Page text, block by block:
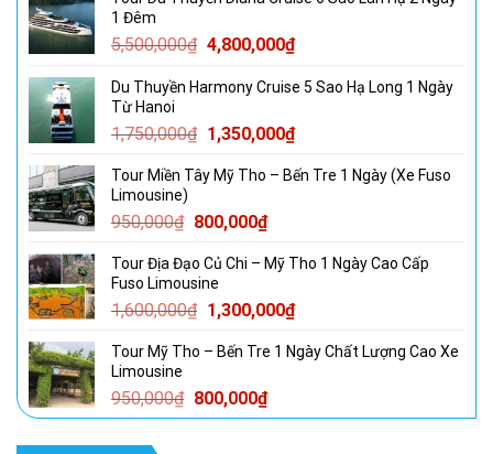
1 Đêm
5,500,000₫ Giá
là:
4,800,000₫Giá
tại
4,800,000₫.
Du Thuyền Harmony Cruise 5 Sao Hạ Long 1 Ngày
Từ Hanoi
1,750,000₫ Giá
là:
1,350,000₫Giá
tại
Tour Miền Tây Mỹ Tho – Bến Tre 1 Ngày (Xe Fuso
Limousine)
950,000₫ Giá
là:
950,000₫.
800,000₫Giá
tại
800,000₫.
Tour Địa Đạo Củ Chi – Mỹ Tho 1 Ngày Cao Cấp
Fuso Limousine
1,600,000₫ Giá
là:
1,300,000₫Giá
tại
Tour Mỹ Tho – Bến Tre 1 Ngày Chất Lượng Cao Xe
Limousine
950,000₫ Giá
gốc
800,000₫Giá
hiện